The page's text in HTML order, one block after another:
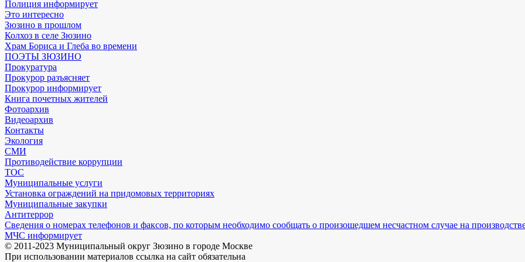
Полиция информирует
Это интересно
Зюзино в прошлом
Колхоз в селе Зюзино
Храм Бориса и Глеба во времени
ПОЭТЫ ЗЮЗИНО
Прокуратура
Прокурор разъясняет
Прокурор информирует
Книга почетных жителей
Фотоархив
Видеоархив
Контакты
Экология
СМИ
Противодействие коррупции
ТОС
Муниципальные услуги
Установка ограждений на придомовых территориях
Муниципальные закупки
Антитеррор
Сведения о номерах телефонов и факсов, по которым необходимо сообщать о произошедшем несчастном случае на
МЧС информирует
© 2011-2023 Муниципальный округ Зюзино в городе Москве
При использовании материалов ссылка на сайт обязательна